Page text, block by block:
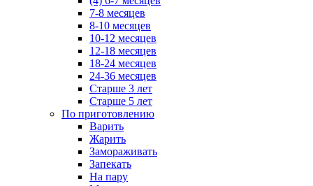
7-8 месяцев
8-10 месяцев
10-12 месяцев
12-18 месяцев
18-24 месяцев
24-36 месяцев
Старше 3 лет
Старше 5 лет
По приготовлению
Варить
Жарить
Замораживать
Запекать
На пару